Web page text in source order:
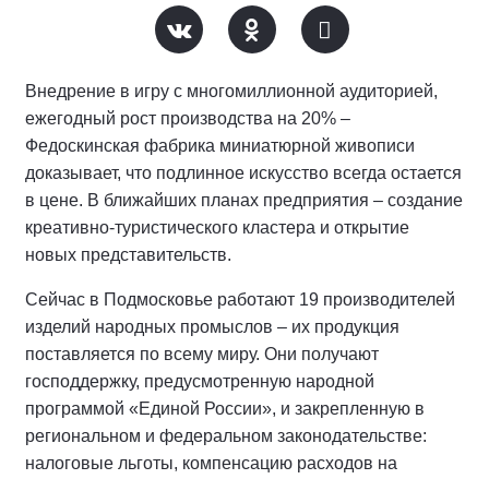
Внедрение в игру с многомиллионной аудиторией,
ежегодный рост производства на 20% –
Федоскинская фабрика миниатюрной живописи
доказывает, что подлинное искусство всегда остается
в цене. В ближайших планах предприятия – создание
креативно-туристического кластера и открытие
новых представительств.
Сейчас в Подмосковье работают 19 производителей
изделий народных промыслов – их продукция
поставляется по всему миру. Они получают
господдержку, предусмотренную народной
программой «Единой России», и закрепленную в
региональном и федеральном законодательстве:
налоговые льготы, компенсацию расходов на